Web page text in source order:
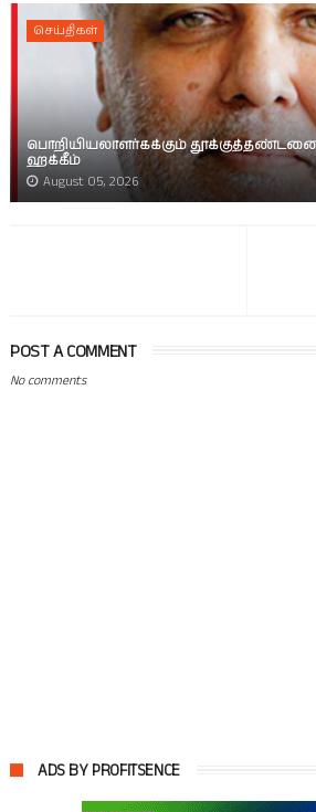
செய்திகள்
பொறியியலாளர்கக்கும்
ஹக்கீம்
August 05, 2026
POST A COMMENT
No comments
ADS BY PROFITSENCE